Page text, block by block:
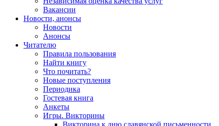
Вакансии
Новости, анонсы
Новости
Анонсы
Читателю
Правила пользования
Найти книгу
Что почитать?
Новые поступления
Периодика
Гостевая книга
Анкеты
Игры. Викторины
Викторина к дню славянской письменности